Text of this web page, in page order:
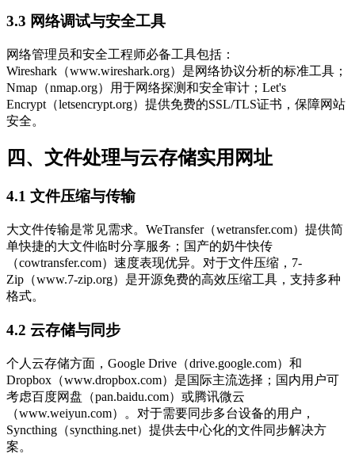
3.3 网络调试与安全工具
网络管理员和安全工程师必备工具包括：
Wireshark（www.wireshark.org）是网络协议分析的标准工具；
Nmap（nmap.org）用于网络探测和安全审计；Let's
Encrypt（letsencrypt.org）提供免费的SSL/TLS证书，保障网站
安全。
四、文件处理与云存储实用网址
4.1 文件压缩与传输
大文件传输是常见需求。WeTransfer（wetransfer.com）提供简
单快捷的大文件临时分享服务；国产的奶牛快传
（cowtransfer.com）速度表现优异。对于文件压缩，7-
Zip（www.7-zip.org）是开源免费的高效压缩工具，支持多种
格式。
4.2 云存储与同步
个人云存储方面，Google Drive（drive.google.com）和
Dropbox（www.dropbox.com）是国际主流选择；国内用户可
考虑百度网盘（pan.baidu.com）或腾讯微云
（www.weiyun.com）。对于需要同步多台设备的用户，
Syncthing（syncthing.net）提供去中心化的文件同步解决方
案。